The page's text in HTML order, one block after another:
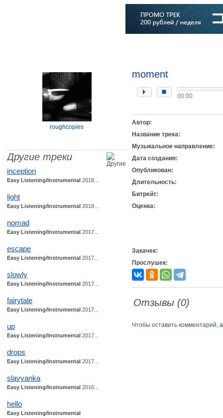
roughcopies
Другие треки
inception
Easy Listening/Instrumental 2018...
light
Easy Listening/Instrumental 2018...
nomad
Easy Listening/Instrumental 2017...
escape
Easy Listening/Instrumental 2017...
slowly
Easy Listening/Instrumental 2017...
fairytale
Easy Listening/Instrumental 2017...
up
Easy Listening/Instrumental 2017...
drops
Easy Listening/Instrumental 2017...
slavyanka
Easy Listening/Instrumental 2016...
hello
Easy Listening/Instrumental
moment
00:00
Автор:
Название трека:
Музыкальное направление:
Дата создания:
Опубликован:
Длительность:
Битрейт:
Оценка:
Закачек:
Прослушек:
Отзывы (0)
Чтобы оставить комментарий,